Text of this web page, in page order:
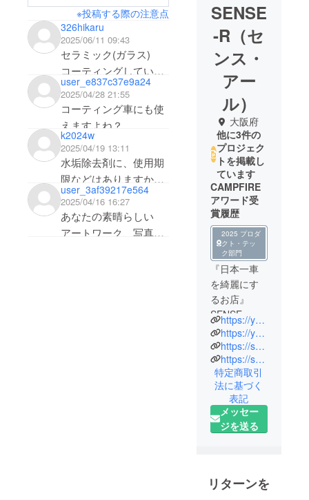
※投稿する際の注意点
326hikaru
2025/06/11 09:43
セラミック(ガラス)
コーティングしている
車にも使えますか？
user_e837c37e9a24
2025/04/28 21:55
コーティング車にも使
えますよね？
k2024w
2025/04/19 13:11
水垢除去剤に、使用期
限などはありますか。
また300ml 1本で、セ
ダンなら何台くらい使
用できますか。
user_3af39217e564
2025/04/16 16:27
あなたの素晴らしい
アートワーク、写真、
SENSE
-R（セ
ンス・
アー
ル）
大阪府
他に3件の
プロジェク
トを掲載し
ています
CAMPFIRE
アワード受
賞履歴
2025 プロダ
クト・テッ
ク部門
『日本一車
を綺麗にす
るお店』
SENSE-
R（センス・
アール）代
表の楠永で
す。車業界
には約20年
携わってき
ました。日
本にディ
で徹底的に
https://youtube.com/@sense-ryuya?si=DhdvPag0RF0mwtbP
https://youtube.com/@ditailingshopsense-r8228?si=1hFzuOYaLo-lwNs1
https://sense-r.net/
https://sense-r.store/collections/sense-r-original
特定商取引
法に基づく
表記
メッセー
ジを送る
リターンを